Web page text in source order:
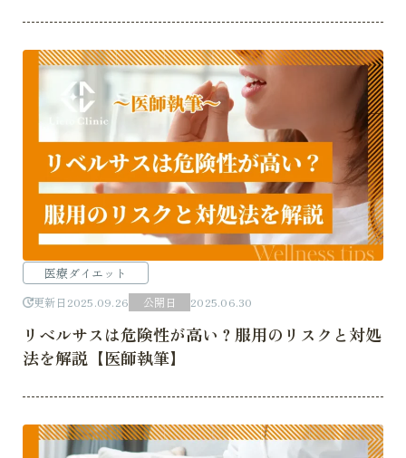
医療ダイエット
更新日 2025.09.26 公開日 2025.06.30
リベルサスは危険性が高い？服用のリスクと対処
法を解説【医師執筆】